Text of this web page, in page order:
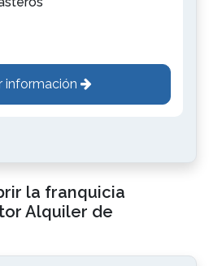
información
la franquicia
Alquiler de